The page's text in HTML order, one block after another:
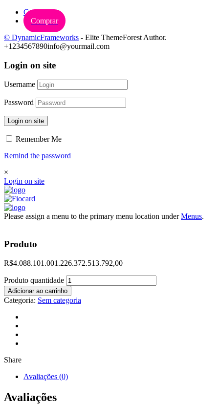
Carrinho
Comprar
© DynamicFrameworks - Elite ThemeForest Author.
+1234567890info@yourmail.com
Login on site
Username
Password
Login on site
Remember Me
Remind the password
×
Login on site
Please assign a menu to the primary menu location underMenus.
Produto
R$4.088.101.001.226.372.513.792,00
Produto quantidade
Adicionar ao carrinho
Categoria: Sem categoria
Share
Avaliações (0)
Avaliações